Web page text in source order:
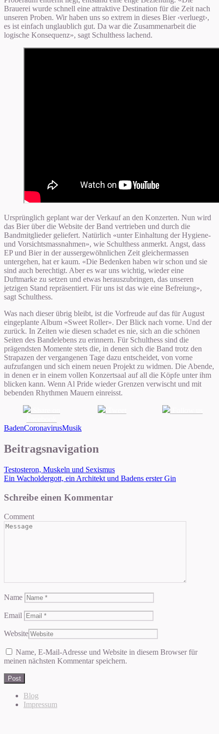
Brauerei wurde schnell eine attraktive Destination für die Zeit nach
unseren Proben. Wir haben uns so extrem in dieses Bier ‹verluegt›,
es ist einfach unglaublich gut. Da war die Zusammenarbeit die
logische Konsequenz», sagt Schulthess lachend.
Ursprünglich geplant war der Verkauf an den Konzerten. Nun wird
das Bier über die Website der Band vertrieben und durch die
Bandmitglieder geliefert. Natürlich «unter Einhaltung der Hygiene-
und Vorsichtsmassnahmen», wie Schulthess anmerkt. Angst, dass
EP und Bier in der aussergewöhnlichen Zeit gleichermassen
untergehen, hat er kaum. «Die Bedenken haben wir schon und sie
sind auch berechtigt. Aber es war uns wichtig, wieder eine
Duftmarke zu setzen und etwas herauszubringen, das unseren
jetzigen Stand repräsentiert. Für uns ist das wie eine Befreiung»,
sagt Schulthess.
Was nach dieser übrig bleibt, ist die Vorfreude auf das für August
eingeplante Album «Sweet Roller». Der Blick nach vorne. Und der
zurück. In Zeiten wie diesen schadet es nie, sich an die schönen
Seiten des Bandelebens zu erinnern. Für Schulthess sind die
prägendsten Momente stets die, in denen sich die Band trotz den
Strapazen der vergangenen Tage dazu entscheidet, von vorne
aufzufangen und sich einem neuen Projekt zu widmen. Die Abende,
in denen er in einem vollen Konzertsaal auf all die Köpfe unter ihm
blicken kann. Wenn Al Pride wieder Grenzen verwischt und mit
bebenden Rhythmen Mauern einreisst.
BadenCoronavirusMusik
Beitragsnavigation
Testosteron, Muskeln und Sexismus
Ein Wacholdergott, ein Architekt und Badens erster Gin
Schreibe einen Kommentar
Comment
Name
Email
Website
Name, E-Mail-Adresse und Website in diesem Browser für
meinen nächsten Kommentar speichern.
Blog
Impressum